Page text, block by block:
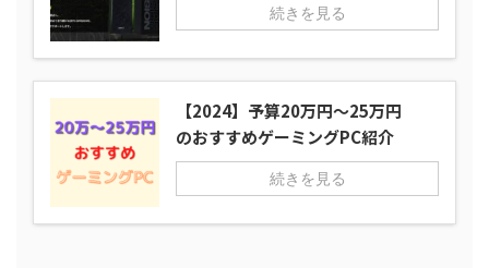
続きを見る
【2024】予算20万円～25万円
のおすすめゲーミングPC紹介
続きを見る